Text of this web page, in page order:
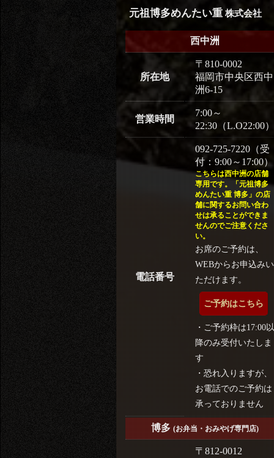
元祖博多めんたい重株式会社
西中洲
所在地
〒810-0002
福岡市中央区西中
洲6-15
営業時間
7:00～
22:30（L.O22:00）
電話番号
092-725-7220（受
付：9:00～17:00）
こちらは西中洲の店舗
専用です。「元祖博多
めんたい重 博多」の店
舗に関するお問い合わ
せは承ることができま
せんのでご注意くださ
い。
お席のご予約は、
WEBからお申込みい
ただけます。
ご予約はこちら
・ご予約枠は17:00以
降のみ受付いたしま
す
・恐れ入りますが、
お電話でのご予約は
承っておりません
博多(お弁当・おみやげ専門店)
〒812-0012